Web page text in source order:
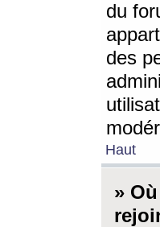
du
des
Haut
»